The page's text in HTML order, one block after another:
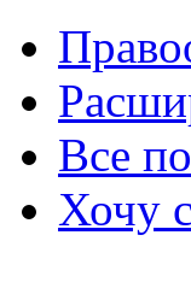
Все
Хочу